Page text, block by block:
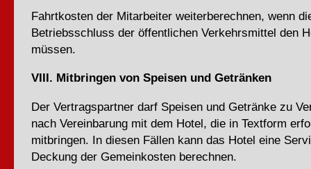
Fahrtkosten der Mitarbeiter weiterberechnen, wenn
Betriebsschluss der öffentlichen Verkehrsmittel den
müssen.
VIII. Mitbringen von Speisen und Getränken
Der Vertragspartner darf Speisen und Getränke zu
nach Vereinbarung mit dem Hotel, die in Textform
mitbringen. In diesen Fällen kann das Hotel eine
Deckung der Gemeinkosten berechnen.